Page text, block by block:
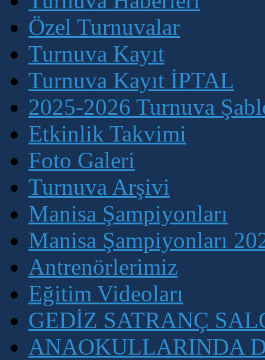
Özel Turnuvalar
Turnuva Kayıt
Turnuva Kayıt İPTAL
2025-2026 Turnuva
Etkinlik Takvimi
Foto Galeri
Turnuva Arşivi
Manisa Şampiyonları
Manisa Şampiyonları
Antrenörlerimiz
Eğitim Videoları
GEDİZ SATRANÇ
ANAOKULLARINDA